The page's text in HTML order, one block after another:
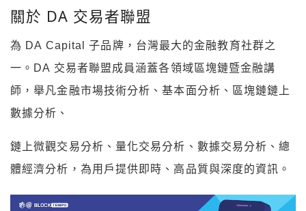
​​關於 DA 交易者聯盟
​為 DA Capital 子品牌，台灣最大的金融教育社群之
一。DA 交易者聯盟成員涵蓋各領域區塊鏈暨金融講
師，舉凡金融市場技術分析、基本面分析、區塊鏈鏈上
數據分析、
鏈上微觀交易分析、量化交易分析、數據交易分析、總
體經濟分析，為用戶提供即時、高品質與深度的資訊。